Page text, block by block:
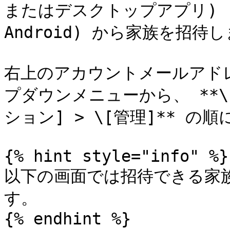
またはデスクトップアプリ
Android) から家族を招待し
右上のアカウントメールア
プダウンメニューから、
ション] > \[管理]** の順に
{% hint style="info" %}
以下の画面では招待できる
す。
{% endhint %}